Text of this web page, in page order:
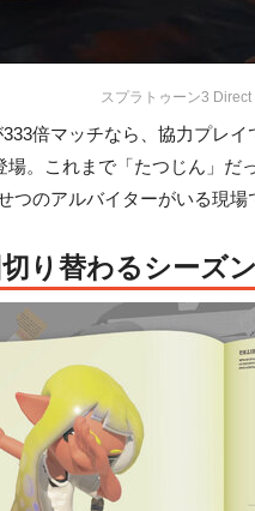
スプラトゥーン3 Direct
倍マッチなら、協力プレ
場。これまで「たつじん」
つのアルバイターがいる現場
り替わるシーズン